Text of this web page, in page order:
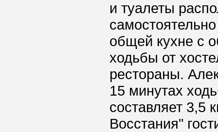
и туалеты
общей кухне с
ходьбы от
рестораны.
15 минутах
составляет 3,5
Восстания"